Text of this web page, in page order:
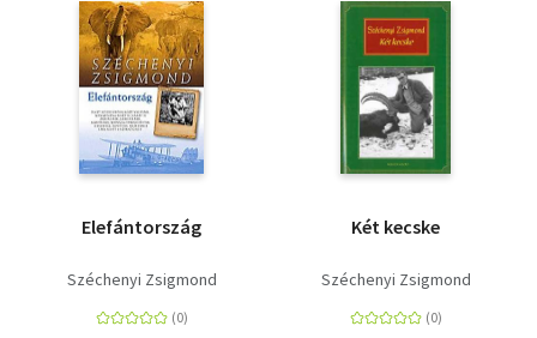
Elefántország
Széchenyi Zsigmond
Két kecske
Széchenyi Zsigmond